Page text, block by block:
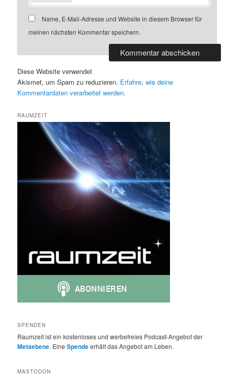
Name, E-Mail-Adresse und Website in diesem Browser für
meinen nächsten Kommentar speichern.
Diese Website verwendet
Akismet, um Spam zu reduzieren. Erfahre, wie deine
Kommentardaten verarbeitet werden.
RAUMZEIT
SPENDEN
Raumzeit ist ein kostenloses und werbefreies Podcast-Angebot der
Metaebene. EineSpendeerhält das Angebot am Leben.
MASTODON